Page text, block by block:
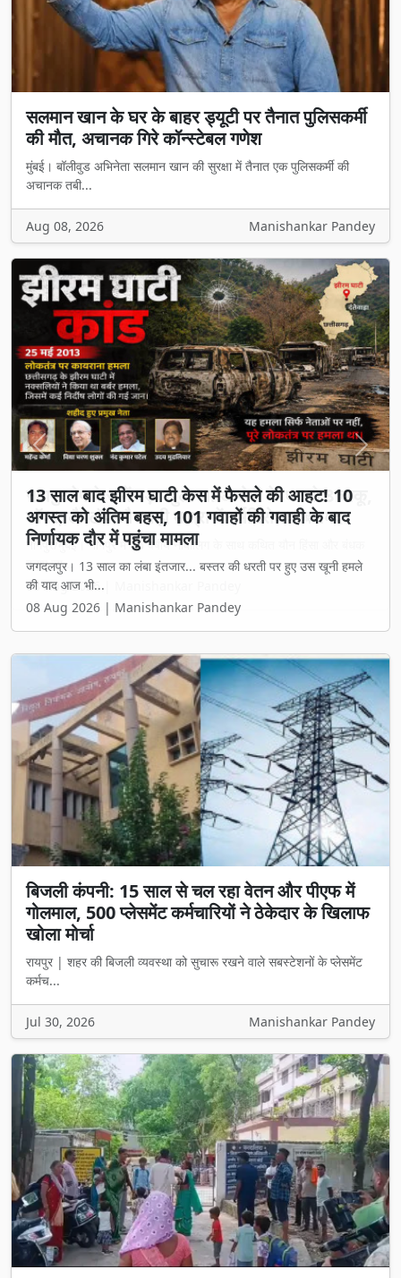
सलमान खान के घर के बाहर ड्यूटी पर तैनात पुलिसकर्मी
की मौत, अचानक गिरे कॉन्स्टेबल गणेश
मुंबई। बॉलीवुड अभिनेता सलमान खान की सुरक्षा में तैनात एक पुलिसकर्मी की
अचानक तबी...
Aug 08, 2026 Manishankar Pandey
13 साल बाद झीरम घाटी केस में फैसले की आहट! 10
अगस्त को अंतिम बहस, 101 गवाहों की गवाही के बाद
निर्णायक दौर में पहुंचा मामला
जगदलपुर। 13 साल का लंबा इंतजार... बस्तर की धरती पर हुए उस खूनी हमले
की याद आज भी...
08 Aug 2026 | Manishankar Pandey
Previous Next
बिजली कंपनी: 15 साल से चल रहा वेतन और पीएफ में
गोलमाल, 500 प्लेसमेंट कर्मचारियों ने ठेकेदार के खिलाफ
खोला मोर्चा
रायपुर | शहर की बिजली व्यवस्था को सुचारू रखने वाले सबस्टेशनों के प्लेसमेंट
कर्मच...
Jul 30, 2026 Manishankar Pandey